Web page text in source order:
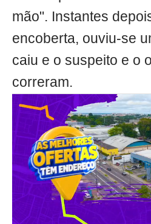
mão". Instantes
encoberta, ouviu-se
caiu e o suspeito e o
correram.